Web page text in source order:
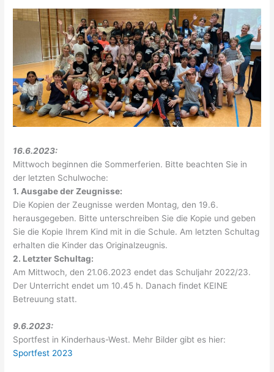
16.6.2023:
Mittwoch beginnen die Sommerferien. Bitte beachten Sie in
der letzten Schulwoche:
1. Ausgabe der Zeugnisse:
Die Kopien der Zeugnisse werden Montag, den 19.6.
herausgegeben. Bitte unterschreiben Sie die Kopie und geben
Sie die Kopie Ihrem Kind mit in die Schule. Am letzten Schultag
erhalten die Kinder das Originalzeugnis.
2. Letzter Schultag:
Am Mittwoch, den 21.06.2023 endet das Schuljahr 2022/23.
Der Unterricht endet um 10.45 h. Danach findet KEINE
Betreuung statt.
9.6.2023:
Sportfest in Kinderhaus-West. Mehr Bilder gibt es hier:
Sportfest 2023